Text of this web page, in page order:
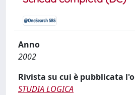
Anno
2002
Rivista su cui è pubblicata
STUDIA LOGICA